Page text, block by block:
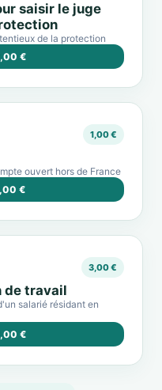
saisir le juge
de la protection
€
1,00 €
ouvert hors de France
€
3,00 €
de travail
salarié résidant en
€